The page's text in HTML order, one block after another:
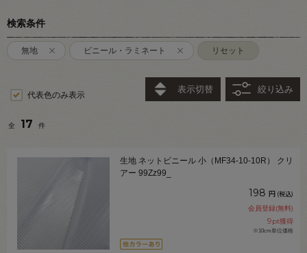
検索条件
無地 ビニール・ラミネート リセット
代表色のみ表示
表示切替 絞り込み
全 17 件
生地 ネットビニール 小（MF34-10-10R） クリ
アー 99Zz99_
198 円 (税込)
会員登録(無料)
9pt獲得
※10cm単位価格